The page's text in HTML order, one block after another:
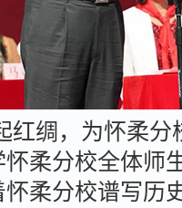
红绸，为怀柔分
柔分校全体师
柔分校谱写历